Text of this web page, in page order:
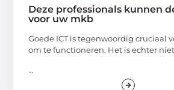
Deze professionals kunnen
voor uw mkb
Goede ICT is tegenwoordig cruciaal
om te functioneren. Het is echter niet
...